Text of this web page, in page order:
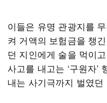
이들은 유명 관광지를
켜 거액의 보험금을 챙
던 지인에게 술을 먹이
사고를 내고는 ‘구원자’
내는 사기극까지 벌였